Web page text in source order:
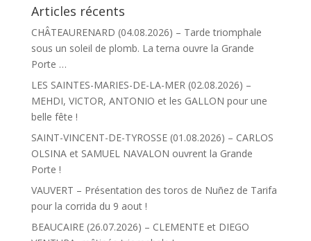
Articles récents
CHÂTEAURENARD (04.08.2026) – Tarde triomphale
sous un soleil de plomb. La terna ouvre la Grande
Porte …
LES SAINTES-MARIES-DE-LA-MER (02.08.2026) –
MEHDI, VICTOR, ANTONIO et les GALLON pour une
belle fête !
SAINT-VINCENT-DE-TYROSSE (01.08.2026) – CARLOS
OLSINA et SAMUEL NAVALON ouvrent la Grande
Porte !
VAUVERT – Présentation des toros de Nuñez de Tarifa
pour la corrida du 9 aout !
BEAUCAIRE (26.07.2026) – CLEMENTE et DIEGO